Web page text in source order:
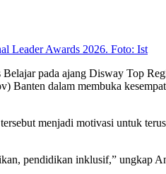
Leader Awards 2026. Foto: Ist
pada ajang Disway Top
dalam membuka
menjadi motivasi untuk
pendidikan inklusif,” ungkap